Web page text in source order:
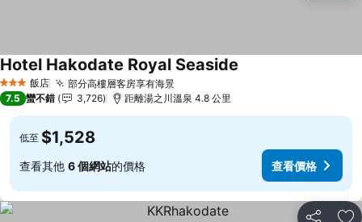
3 星級 飯店 部分高樓層客房享有海景
Hotel Hakodate Royal Seaside
7.5 蠻不錯 3,726 距離湯之川溫泉 4.8 公里
低至 $1,528
查看其他 6 個網站的價格 查看價格